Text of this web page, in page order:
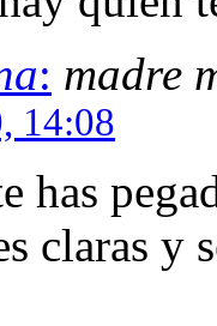
: madre
14:08
has
claras y